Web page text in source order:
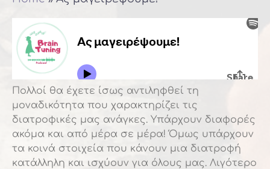
Πολλοί θα έχετε ίσως αντιληφθεί τη
μοναδικότητα που χαρακτηρίζει τις
διατροφικές μας ανάγκες. Υπάρχουν διαφορές
ακόμα και από μέρα σε μέρα! Όμως υπάρχουν
τα κοινά στοιχεία που κάνουν μια διατροφή
κατάλληλη και ισχύουν για όλους μας. Λιγότερο